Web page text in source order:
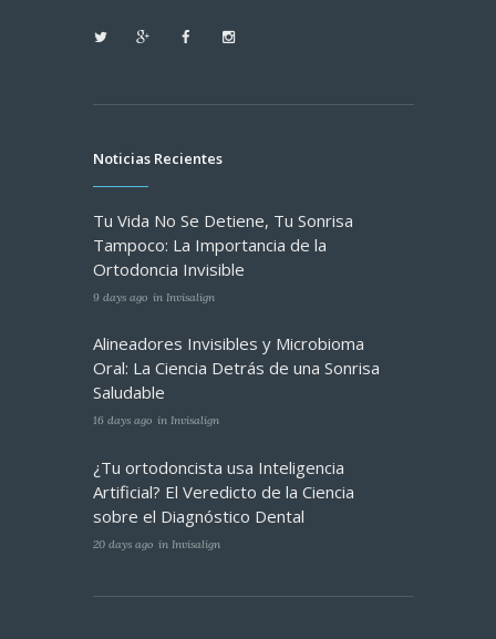
Noticias Recientes
Tu Vida No Se Detiene, Tu Sonrisa
Tampoco: La Importancia de la
Ortodoncia Invisible
9 days ago in Invisalign
Alineadores Invisibles y Microbioma
Oral: La Ciencia Detrás de una Sonrisa
Saludable
16 days ago in Invisalign
¿Tu ortodoncista usa Inteligencia
Artificial? El Veredicto de la Ciencia
sobre el Diagnóstico Dental
20 days ago in Invisalign